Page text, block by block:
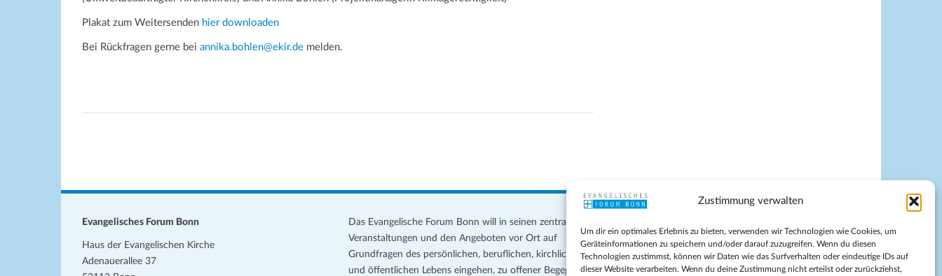
Zustimmung verwalten
Um dir ein optimales Erlebnis zu bieten, verwenden wir Technologien wie Cookies, um
Geräteinformationen zu speichern und/oder darauf zuzugreifen. Wenn du diesen
Technologien zustimmst, können wir Daten wie das Surfverhalten oder eindeutige IDs auf
dieser Website verarbeiten. Wenn du deine Zustimmung nicht erteilst oder zurückziehst,
Plakat zum Weitersenden hier downloaden
Bei Rückfragen gerne bei annika.bohlen@ekir.de melden.
Evangelisches Forum Bonn
Haus der Evangelischen Kirche
Adenauerallee 37
Das Evangelische Forum Bonn will in seinen zentralen
Veranstaltungen und den Angeboten vor Ort auf
Grundfragen des persönlichen, beruflichen, kirchlichen
und öffentlichen Lebens eingehen, zu offener Begegnung
Datenschutz
Teilnahmebedingungen
Evangelische Kirche in Bonn